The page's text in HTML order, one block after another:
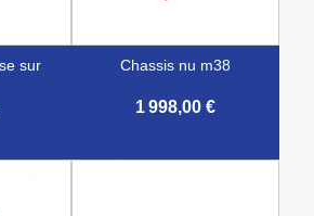
chassis nu m38
1 998,00 €